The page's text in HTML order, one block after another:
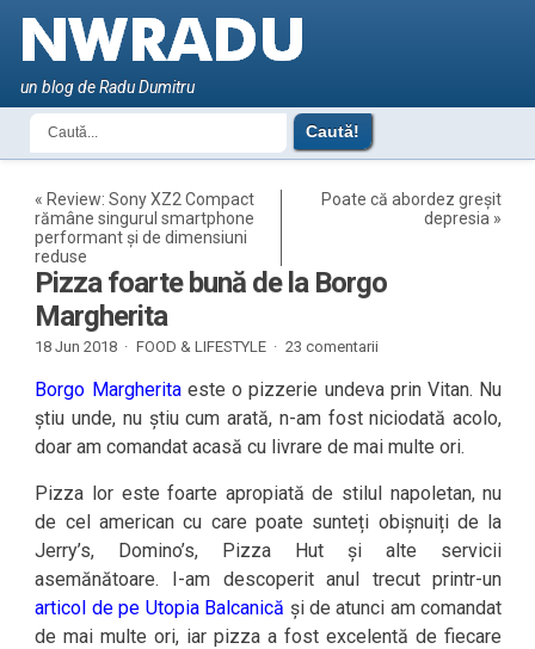
un blog de Radu Dumitru
« Review: Sony XZ2 Compact
rămâne singurul smartphone
performant și de dimensiuni
reduse
Poate că abordez greșit
depresia »
Pizza foarte bună de la Borgo
Margherita
18 Jun 2018 · FOOD & LIFESTYLE · 23 comentarii
Borgo Margheritaeste o pizzerie undeva prin Vitan. Nu
știu unde, nu știu cum arată, n-am fost niciodată acolo,
doar am comandat acasă cu livrare de mai multe ori.
Pizza lor este foarte apropiată de stilul napoletan, nu
de cel american cu care poate sunteți obișnuiți de la
Jerry’s, Domino’s, Pizza Hut și alte servicii
asemănătoare. I-am descoperit anul trecut printr-un
articol de pe Utopia Balcanică și de atunci am comandat
de mai multe ori, iar pizza a fost excelentă de fiecare